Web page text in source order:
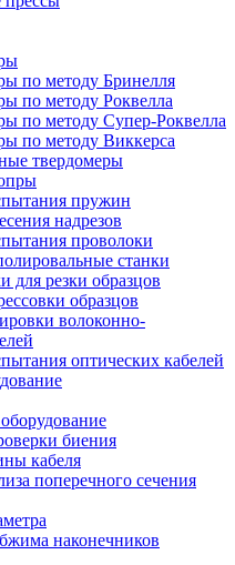
по методу Бринелля
по методу Роквелла
по методу Супер-Роквелла
по методу Виккерса
твердомеры
пружин
надрезов
проволоки
станки
для резки образцов
образцов
волоконно-
оптических кабелей
биения
кабеля
поперечного сечения
наконечников